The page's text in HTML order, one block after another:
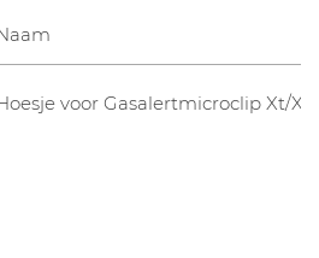
voor Gasalertmicroclip Xt/Xl